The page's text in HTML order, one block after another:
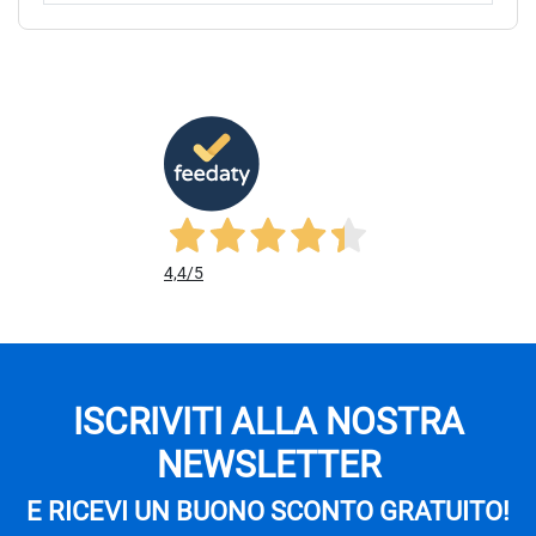
4,4/5
ISCRIVITI ALLA NOSTRA
NEWSLETTER
E RICEVI UN BUONO SCONTO GRATUITO!